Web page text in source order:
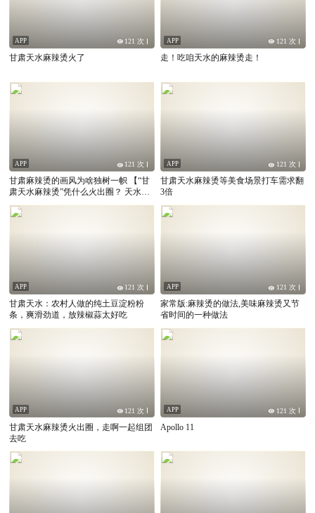
APP 121 次
甘肃天水麻辣烫火了
APP 121 次
走！吃咱天水的麻辣烫走！
APP 121 次
甘肃麻辣烫的画风为啥独树一帜 【“甘
肃天水麻辣烫”凭什么火出圈？ 天水麻
辣烫的灵魂都是本地
APP 121 次
甘肃天水麻辣烫等美食场景打车需求翻
3倍
APP 121 次
甘肃天水：农村人做的纯土豆淀粉粉
条，爽滑劲道，放辣椒蒜太好吃
APP 121 次
家常版:麻辣烫的做法,美味麻辣烫又节
省时间的一种做法
APP 121 次
甘肃天水麻辣烫火出圈，走啊一起组团
去吃
APP 121 次
Apollo 11